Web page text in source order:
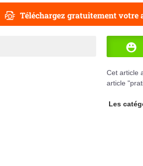
Téléchargez gratuitement votre
Cet article
article
Les